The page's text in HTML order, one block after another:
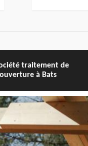
traitement de
à Bats